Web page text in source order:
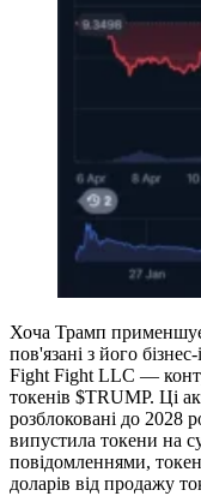
Хоча Трамп применшує
пов'язані з його
Fight Fight LLC —
токенів $TRUMP. Ці
розблоковані до 2028
випустила токени на
повідомленнями,
доларів від продажу